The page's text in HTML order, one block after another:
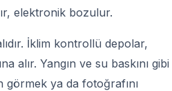
elektronik bozulur.
İklim kontrollü depolar,
alır. Yangın ve su baskını gibi
görmek ya da fotoğrafını